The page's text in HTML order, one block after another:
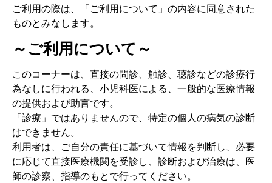
ご利用の際は、「ご利用について」の内容に同意された
ものとみなします。
～ご利用について～
このコーナーは、直接の問診、触診、聴診などの診療行
為なしに行われる、小児科医による、一般的な医療情報
の提供および助言です。
「診療」ではありませんので、特定の個人の病気の診断
はできません。
利用者は、ご自分の責任に基づいて情報を判断し、必要
に応じて直接医療機関を受診し、診断および治療は、医
師の診察、指導のもとで行ってください。